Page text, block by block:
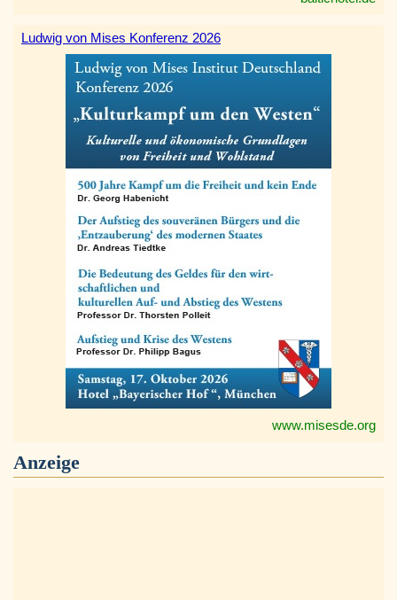
Ludwig von Mises Konferenz 2026
www.misesde.org
Anzeige